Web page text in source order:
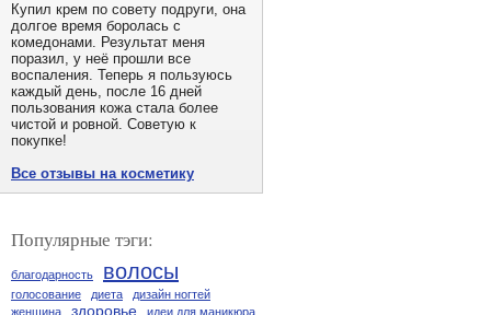
Купил крем по совету подруги, она
долгое время боролась с
комедонами. Результат меня
поразил, у неё прошли все
воспаления. Теперь я пользуюсь
каждый день, после 16 дней
пользования кожа стала более
чистой и ровной. Советую к
покупке!
Все отзывы на косметику
Популярные тэги:
благодарность волосы
голосование диета
дизайн ногтей
женщина
здоровье идеи для маникюра